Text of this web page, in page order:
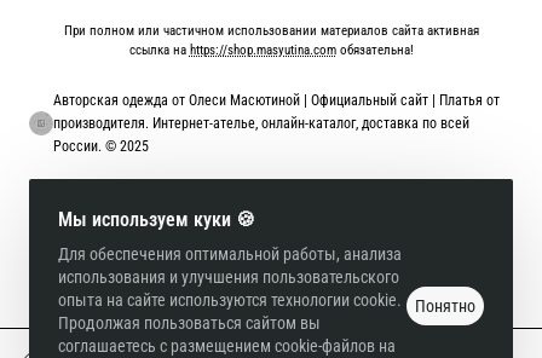
Мы используем куки 🍪
Для обеспечения оптимальной работы, анализа
использования и улучшения пользовательского
опыта на сайте используются технологии cookie.
Продолжая пользоваться сайтом вы
соглашаетесь с размещением cookie-файлов на
Понятно
При полном или частичном использовании материалов сайта активная
ссылка на https://shop.masyutina.comобязательна!
Авторская одежда от Олеси Масютиной | Официальный сайт | Платья от
производителя. Интернет-ателье, онлайн-каталог, доставка по всей
России. © 2025
Онлайн оплата картой